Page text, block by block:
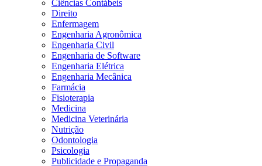
Ciências Contábeis
Direito
Enfermagem
Engenharia Agronômica
Engenharia Civil
Engenharia de Software
Engenharia Elétrica
Engenharia Mecânica
Farmácia
Fisioterapia
Medicina
Medicina Veterinária
Nutrição
Odontologia
Psicologia
Publicidade e Propaganda